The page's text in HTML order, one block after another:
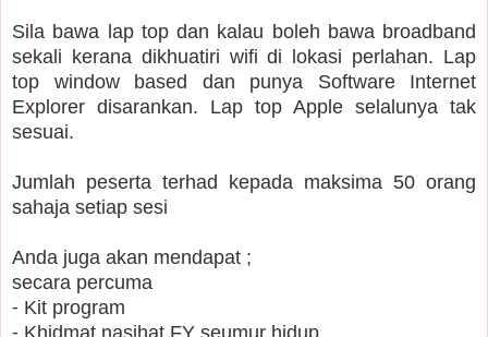
Sila bawa lap top dan kalau boleh bawa broadband
sekali kerana dikhuatiri wifi di lokasi perlahan. Lap
top window based dan punya Software Internet
Explorer disarankan. Lap top Apple selalunya tak
sesuai.
Jumlah peserta terhad kepada maksima 50 orang
sahaja setiap sesi
Anda juga akan mendapat ;
secara percuma
⁃ Kit program
⁃ Khidmat nasihat FY seumur hidup